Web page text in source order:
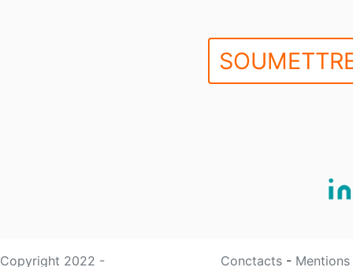
Copyright 2022 -
Conctacts -